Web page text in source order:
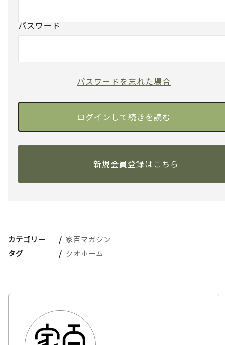
パスワード
パスワードを忘れた場合
新規会員登録はこちら
カテゴリー
家百マガジン
タグ
クオホーム